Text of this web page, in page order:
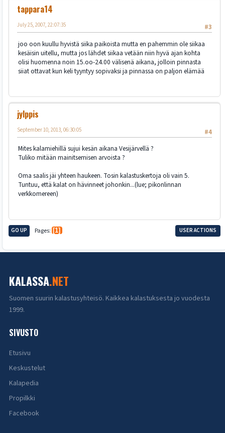
tappara14
#3
July 25, 2007, 22:07:35
joo oon kuullu hyvistä siika paikoista mutta en pahemmin ole siikaa
kesäisin uitellu, mutta jos lähdet siikaa vetään niin hyvä ajan kohta
olisi huomenna noin 15.oo-24.00 välisenä aikana, jolloin pinnasta
siiat ottavat kun keli tyyntyy sopivaksi ja pinnassa on paljon elämää
jylppis
#4
September 10, 2013, 06:30:05
Mites kalamiehillä sujui kesän aikana Vesijärvellä ?
Tuliko mitään mainitsemisen arvoista ?
Oma saalis jäi yhteen haukeen. Tosin kalastuskertoja oli vain 5.
Tuntuu, että kalat on hävinneet johonkin...(lue; pikonlinnan
verkkomereen)
GO UP Pages 1 USER ACTIONS
KALASSA.NET
Suomen suurin kalastusyhteisö. Kaikkea kalastuksesta jo vuodesta
1999.
SIVUSTO
Etusivu
Keskustelut
Kalapedia
Propilkki
Facebook